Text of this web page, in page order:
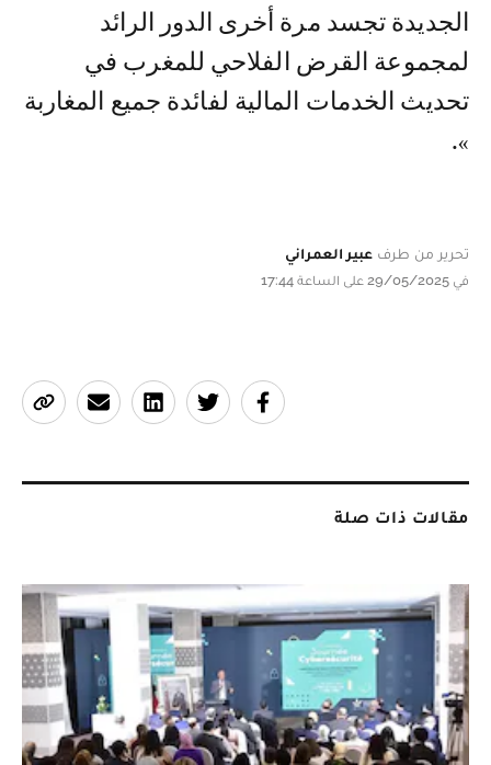
الجديدة تجسد مرة أخرى الدور الرائد
لمجموعة القرض الفلاحي للمغرب في
تحديث الخدمات المالية لفائدة جميع المغاربة
».
تحرير من طرف عبير العمراني
في 29/05/2025 على الساعة 17:44
مقالات ذات صلة